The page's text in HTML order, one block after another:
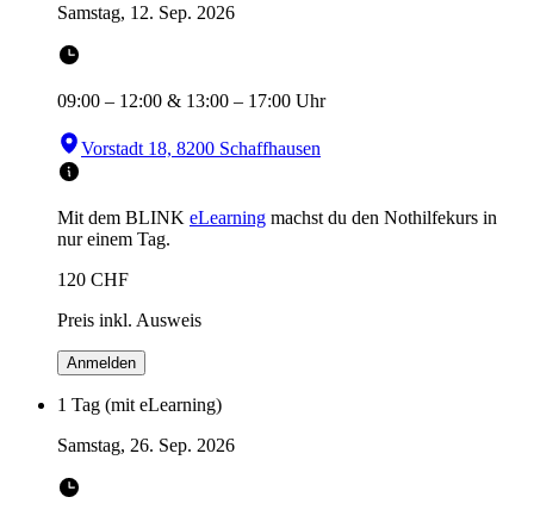
Samstag, 12. Sep. 2026
09:00 – 12:00 & 13:00 – 17:00 Uhr
Vorstadt 18, 8200 Schaffhausen
Mit dem BLINK eLearning machst du den Nothilfekurs in
nur einem Tag.
120 CHF
Preis inkl. Ausweis
Anmelden
1 Tag (mit eLearning)
Samstag, 26. Sep. 2026